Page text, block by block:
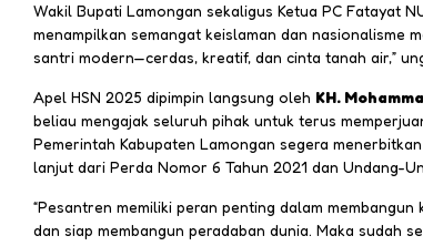
Wakil Bupati Lamongan sekaligus Ketua PC Fatayat
menampilkan semangat keislaman dan nasionalisme
santri modern—cerdas, kreatif, dan cinta tanah air,”
Apel HSN 2025 dipimpin langsung oleh KH.
beliau mengajak seluruh pihak untuk terus
Pemerintah Kabupaten Lamongan segera menerbitkan
lanjut dari Perda Nomor 6 Tahun 2021 dan Undang-
“Pesantren memiliki peran penting dalam
dan siap membangun peradaban dunia. Maka sudah